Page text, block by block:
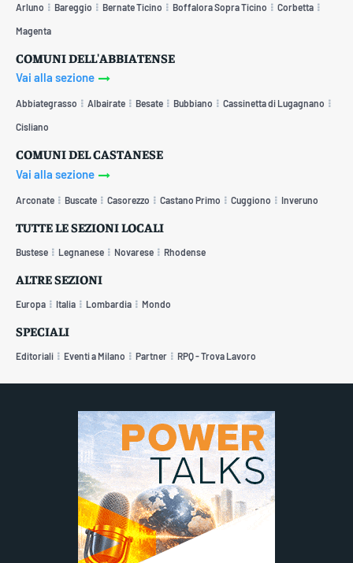
Arluno Bareggio Bernate Ticino Boffalora Sopra Ticino Corbetta
Magenta
COMUNI DELL'ABBIATENSE
Vai alla sezione
Abbiategrasso Albairate Besate Bubbiano Cassinetta di Lugagnano
Cisliano
COMUNI DEL CASTANESE
Vai alla sezione
Arconate Buscate Casorezzo Castano Primo Cuggiono Inveruno
TUTTE LE SEZIONI LOCALI
Bustese Legnanese Novarese Rhodense
ALTRE SEZIONI
Europa Italia Lombardia Mondo
SPECIALI
Editoriali Eventi a Milano Partner RPQ - Trova Lavoro